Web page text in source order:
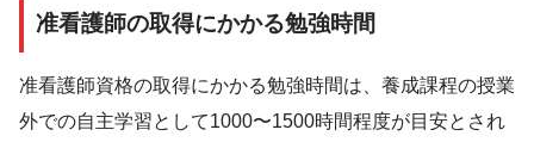
准看護師の取得にかかる勉強時間
准看護師資格の取得にかかる勉強時間は、養成課程の授業
外での自主学習として1000〜1500時間程度が目安とされ